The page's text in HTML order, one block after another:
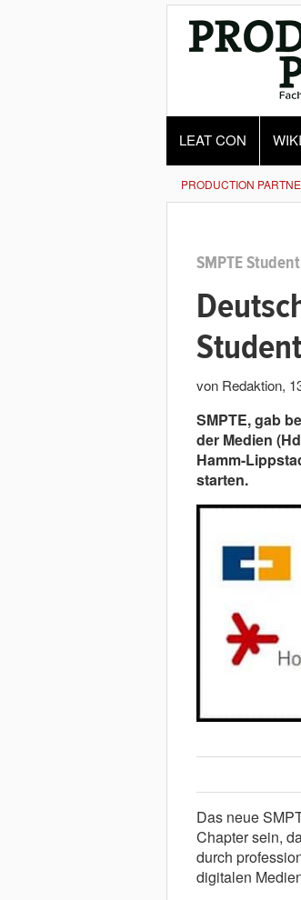
LEAT CON WIKI
PRODUCTION
SMPTE
von Redaktion,
SMPTE, gab
der Medien
Hamm-
starten.
Das neue
Chapter sein,
durch
digitalen